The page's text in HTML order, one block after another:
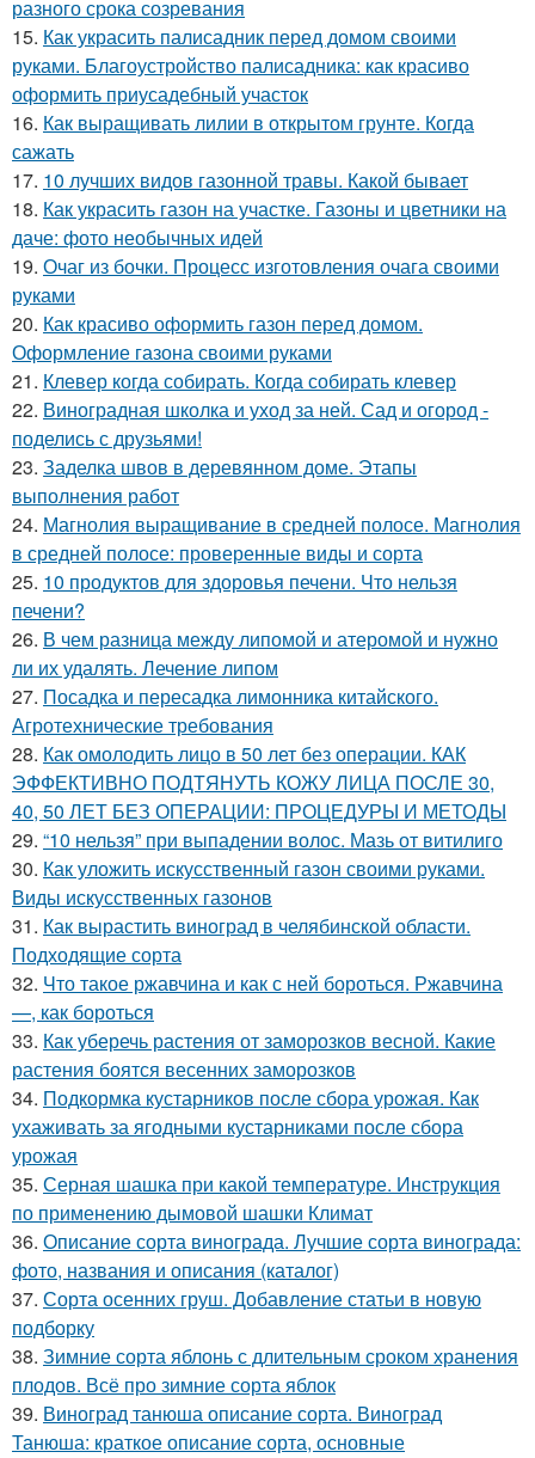
разного срока созревания
15. Как украсить палисадник перед домом своими
руками. Благоустройство палисадника: как красиво
оформить приусадебный участок
16. Как выращивать лилии в открытом грунте. Когда
сажать
17. 10 лучших видов газонной травы. Какой бывает
18. Как украсить газон на участке. Газоны и цветники на
даче: фото необычных идей
19. Очаг из бочки. Процесс изготовления очага своими
руками
20. Как красиво оформить газон перед домом.
Оформление газона своими руками
21. Клевер когда собирать. Когда собирать клевер
22. Виноградная школка и уход за ней. Сад и огород -
поделись с друзьями!
23. Заделка швов в деревянном доме. Этапы
выполнения работ
24. Магнолия выращивание в средней полосе. Магнолия
в средней полосе: проверенные виды и сорта
25. 10 продуктов для здоровья печени. Что нельзя
печени?
26. В чем разница между липомой и атеромой и нужно
ли их удалять. Лечение липом
27. Посадка и пересадка лимонника китайского.
Агротехнические требования
28. Как омолодить лицо в 50 лет без операции. КАК
ЭФФЕКТИВНО ПОДТЯНУТЬ КОЖУ ЛИЦА ПОСЛЕ 30,
40, 50 ЛЕТ БЕЗ ОПЕРАЦИИ: ПРОЦЕДУРЫ И МЕТОДЫ
29. “10 нельзя” при выпадении волос. Мазь от витилиго
30. Как уложить искусственный газон своими руками.
Виды искусственных газонов
31. Как вырастить виноград в челябинской области.
Подходящие сорта
32. Что такое ржавчина и как с ней бороться. Ржавчина
—, как бороться
33. Как уберечь растения от заморозков весной. Какие
растения боятся весенних заморозков
34. Подкормка кустарников после сбора урожая. Как
ухаживать за ягодными кустарниками после сбора
урожая
35. Серная шашка при какой температуре. Инструкция
по применению дымовой шашки Климат
36. Описание сорта винограда. Лучшие сорта винограда:
фото, названия и описания (каталог)
37. Сорта осенних груш. Добавление статьи в новую
подборку
38. Зимние сорта яблонь с длительным сроком хранения
плодов. Всё про зимние сорта яблок
39. Виноград танюша описание сорта. Виноград
Танюша: краткое описание сорта, основные